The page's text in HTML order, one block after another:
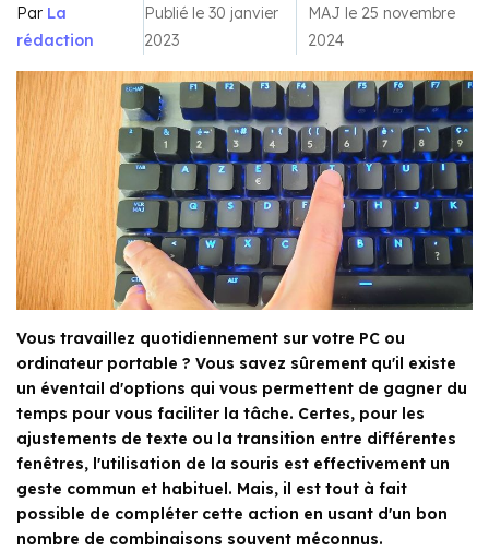
Par La
rédaction
Publié le 30 janvier
2023
MAJ le 25 novembre
2024
Vous travaillez quotidiennement sur votre PC ou
ordinateur portable ? Vous savez sûrement qu'il existe
un éventail d'options qui vous permettent de gagner du
temps pour vous faciliter la tâche. Certes, pour les
ajustements de texte ou la transition entre différentes
fenêtres, l'utilisation de la souris est effectivement un
geste commun et habituel. Mais, il est tout à fait
possible de compléter cette action en usant d'un bon
nombre de combinaisons souvent méconnus.